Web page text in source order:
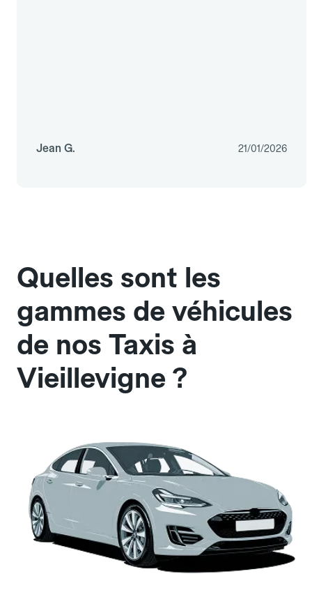
Jean G. 21/01/2026
Quelles sont les
gammes de véhicules
de nos Taxis à
Vieillevigne ?